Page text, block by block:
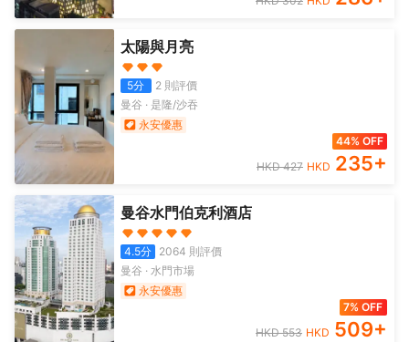
太陽與月亮
5分 2 則評價
曼谷 · 是隆/沙吞
永安優惠
44% OFF
HKD427 HKD 235+
曼谷水門伯克利酒店
4.5分 2064 則評價
曼谷 · 水門市場
永安優惠
7% OFF
HKD553 HKD 509+